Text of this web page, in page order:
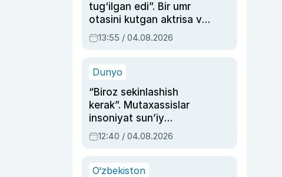
tug‘ilgan edi”. Bir umr
otasini kutgan aktrisa va
dublyaj ustasi Rimma
Ahmedovaning
13:55 / 04.08.2026
Dunyo
“Biroz sekinlashish
kerak”. Mutaxassislar
insoniyat sun’iy
intellektni boshqara
olmay qolishidan xavotir
12:40 / 04.08.2026
O‘zbekiston